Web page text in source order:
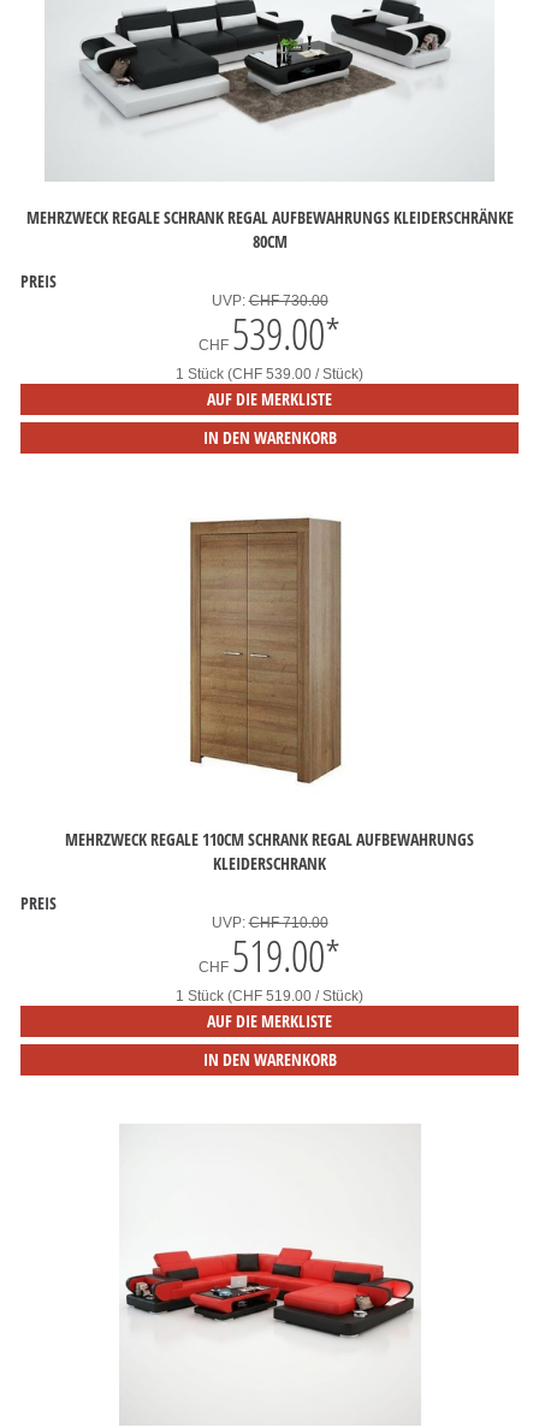
MEHRZWECK REGALE SCHRANK REGAL AUFBEWAHRUNGS KLEIDERSCHRÄNKE
80CM
PREIS
UVP:CHF 730.00
CHF 539.00*
1 Stück (CHF 539.00 / Stück)
AUF DIE MERKLISTE
IN DEN WARENKORB
MEHRZWECK REGALE 110CM SCHRANK REGAL AUFBEWAHRUNGS
KLEIDERSCHRANK
PREIS
UVP:CHF 710.00
CHF 519.00*
1 Stück (CHF 519.00 / Stück)
AUF DIE MERKLISTE
IN DEN WARENKORB